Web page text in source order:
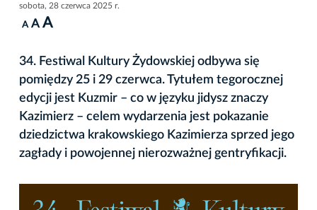
sobota, 28 czerwca 2025 r.
A A A
34. Festiwal Kultury Żydowskiej odbywa się
pomiędzy 25 i 29 czerwca. Tytułem tegorocznej
edycji jest Kuzmir – co w języku jidysz znaczy
Kazimierz – celem wydarzenia jest pokazanie
dziedzictwa krakowskiego Kazimierza sprzed jego
zagłady i powojennej nierozważnej gentryfikacji.